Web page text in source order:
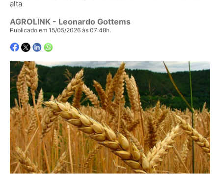
alta
AGROLINK - Leonardo Gottems
Publicado em 15/05/2026 às 07:48h.